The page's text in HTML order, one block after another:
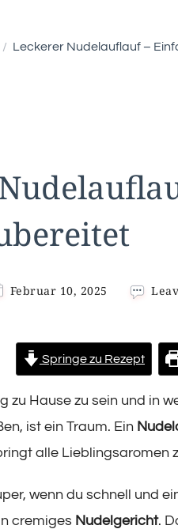
/ Leckerer Nudelauflauf –
Februar 10, 2025
Springe zu Rezept
zu Hause zu sein und in
ist ein Traum. Ein
alle Lieblingsaromen
wenn du schnell und
cremiges Nudelgericht.